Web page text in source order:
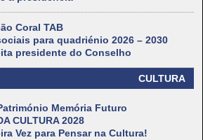
Coral TAB
para quadriénio 2026 – 2030
presidente do Conselho
CULTURA
Memória Futuro
CULTURA 2028
Vez para Pensar na Cultura!